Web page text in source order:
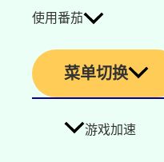
使用番茄
菜单切换
游戏加速